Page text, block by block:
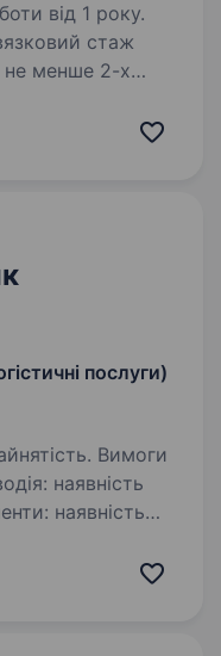
від 1 року.
не менше 2-х
Європи
послуги)
Вимоги
у її